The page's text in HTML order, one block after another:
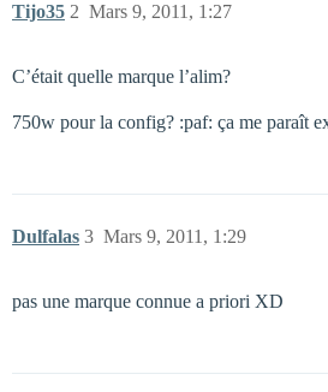
Tijo35 Mars 9, 2011, 1:27
2
C’était quelle marque l’alim?
750w pour la config? :paf: ça me paraît
Dulfalas Mars 9, 2011, 1:29
3
pas une marque connue a priori XD